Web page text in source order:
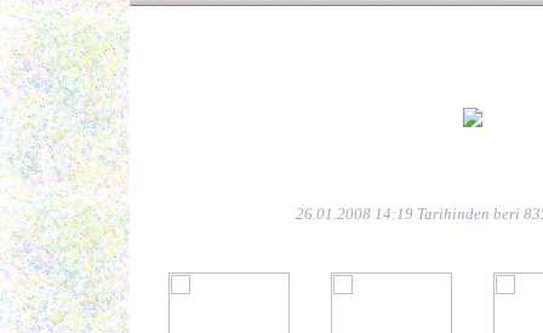
26.01.2008 14:19 Tarihinden beri